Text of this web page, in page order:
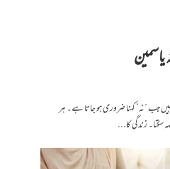
یاسمین
جب “نہ” کہنا ضروری ہو جاتا ہے۔ ہر
زندگی کا...